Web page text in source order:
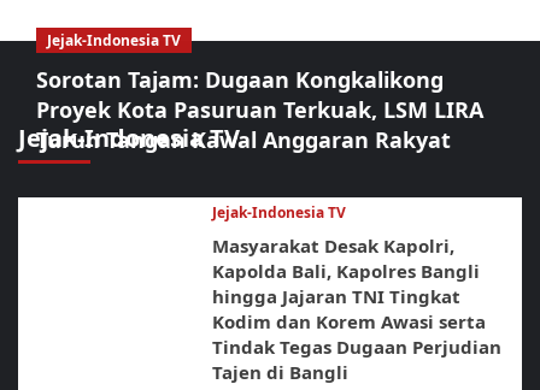
Jejak-Indonesia TV
Jejak-Indonesia TV
Sorotan Tajam: Dugaan Kongkalikong
Proyek Kota Pasuruan Terkuak, LSM LIRA
Turun Tangan Kawal Anggaran Rakyat
Jejak-Indonesia TV
Masyarakat Desak Kapolri,
Kapolda Bali, Kapolres Bangli
hingga Jajaran TNI Tingkat
Kodim dan Korem Awasi serta
Tindak Tegas Dugaan Perjudian
Tajen di Bangli